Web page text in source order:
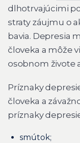
dlhotrvajúcimi
straty záujmu o
bavia. Depresia
človeka a môže
osobnom živote
Príznaky
človeka a
príznaky
smútok;